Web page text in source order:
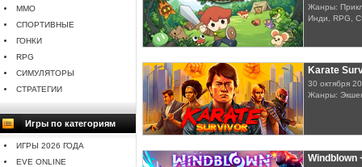
MMO
СПОРТИВНЫЕ
ГОНКИ
RPG
СИМУЛЯТОРЫ
СТРАТЕГИИ
Игры по категориям
ИГРЫ 2026 ГОДА
EVE ONLINE
Жанры:
Инди, RPG,
Karate
30 октября
Жанры:
Windblown